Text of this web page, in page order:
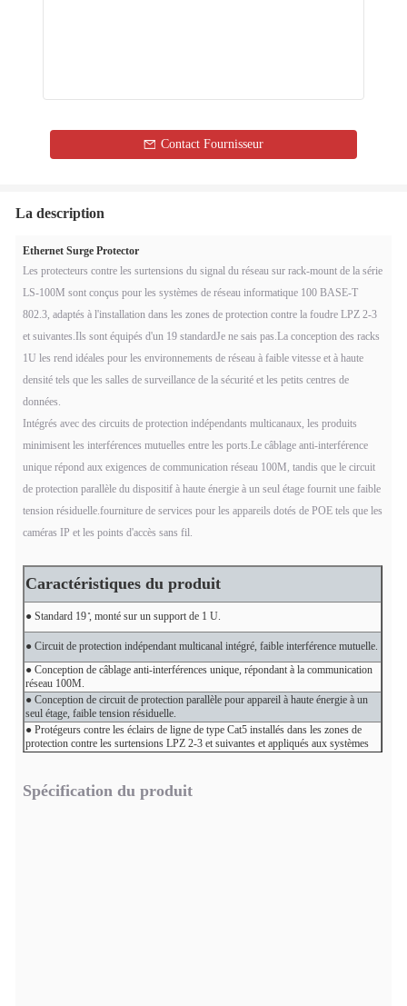
Contact Fournisseur
La description
Ethernet Surge Protector
Les protecteurs contre les surtensions du signal du réseau sur rack-mount de la série
LS-100M sont conçus pour les systèmes de réseau informatique 100 BASE-T
802.3, adaptés à l'installation dans les zones de protection contre la foudre LPZ 2-3
et suivantes.Ils sont équipés d'un 19 standardJe ne sais pas.La conception des racks
1U les rend idéales pour les environnements de réseau à faible vitesse et à haute
densité tels que les salles de surveillance de la sécurité et les petits centres de
données.
Intégrés avec des circuits de protection indépendants multicanaux, les produits
minimisent les interférences mutuelles entre les ports.Le câblage anti-interférence
unique répond aux exigences de communication réseau 100M, tandis que le circuit
de protection parallèle du dispositif à haute énergie à un seul étage fournit une faible
tension résiduelle.fourniture de services pour les appareils dotés de POE tels que les
caméras IP et les points d'accès sans fil.
Caractéristiques du produit
● Standard 19 ̊, monté sur un support de 1 U.
● Circuit de protection indépendant multicanal intégré, faible interférence mutuelle.
● Conception de câblage anti-interférences unique, répondant à la communication
réseau 100M.
● Conception de circuit de protection parallèle pour appareil à haute énergie à un
seul étage, faible tension résiduelle.
● Protégeurs contre les éclairs de ligne de type Cat5 installés dans les zones de
protection contre les surtensions LPZ 2-3 et suivantes et appliqués aux systèmes
Spécification du produit